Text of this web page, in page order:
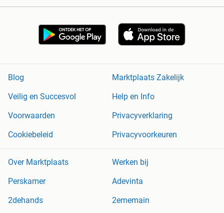
Blog
Marktplaats Zakelijk
Veilig en Succesvol
Help en Info
Voorwaarden
Privacyverklaring
Cookiebeleid
Privacyvoorkeuren
Over Marktplaats
Werken bij
Perskamer
Adevinta
2dehands
2ememain